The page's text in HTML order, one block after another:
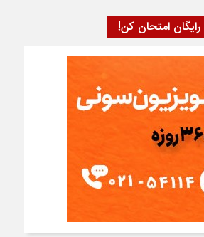
امتحان کن!